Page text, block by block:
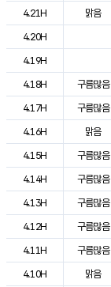
4.21H
맑음
4.20H
4.19H
4.18H
구름많음
4.17H
구름많음
4.16H
맑음
4.15H
구름많음
4.14H
구름많음
4.13H
구름많음
4.12H
구름많음
4.11H
구름많음
4.10H
맑음